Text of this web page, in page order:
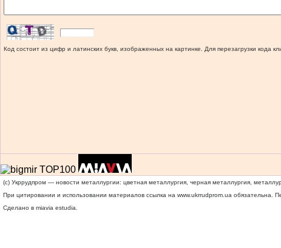
Код состоит из цифр и латинских букв, изображенных на картинке. Для перезагрузки кода
(c) Укррудпром — новости металлургии: цветная металлургия, черная металлургия,
При цитировании и использовании материалов ссылка на www.ukrrudprom.ua обязательна.
Сделано в miavia estudia.